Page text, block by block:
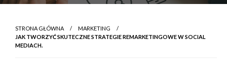
STRONA GŁÓWNA
MARKETING
JAK TWORZYĆ SKUTECZNE STRATEGIE REMARKETINGOWE W SOCIAL
MEDIACH.